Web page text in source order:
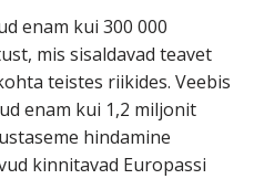
enam kui 300 000
mis sisaldavad teavet
teistes riikides. Veebis
enam kui 1,2 miljonit
hindamine
kinnitavad Europassi